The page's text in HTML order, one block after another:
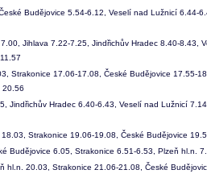
Budějovice 5.54-6.12, Veselí nad Lužnicí 6.44-
Jihlava 7.22-7.25, Jindřichův Hradec 8.40-8.43,
Strakonice 17.06-17.08, České Budějovice 17.55-
20.56
Jindřichův Hradec 6.40-6.43, Veselí nad Lužnicí
Strakonice 19.06-19.08, České Budějovice
Budějovice 6.05, Strakonice 6.51-6.53, Plzeň hl.n.
hl.n. 20.03, Strakonice 21.06-21.08, České